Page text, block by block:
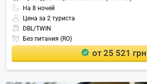
На 8 ночей
Цена за 2 туриста
DBL/TWIN
Без питания (RO)
от 25 521 грн